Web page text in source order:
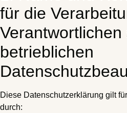
für die
Verantwortlichen
betrieblichen
Diese Datenschutzerklärung gilt
durch: